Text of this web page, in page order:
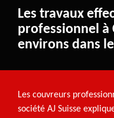
Les travaux
professionnel à
environs dans
Les couvreurs
société AJ Suisse